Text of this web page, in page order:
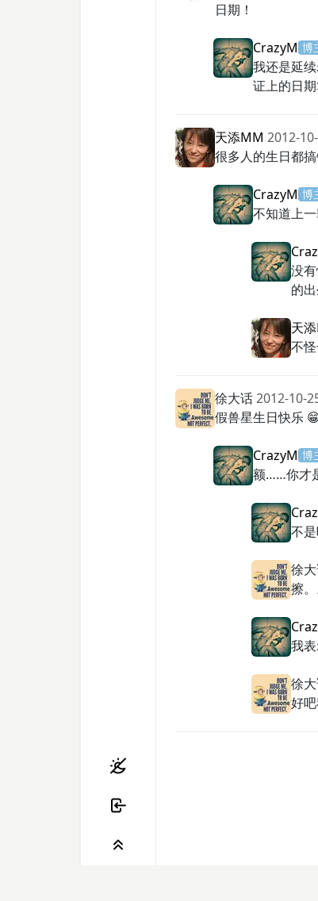
日期！
CrazyM 博
我还是延
证上的日期
天添MM 2012-
很多人的生日都
CrazyM 博
不知道上
没
的
天
不
徐大话2012-10-
假兽星生日快乐
CrazyM 博
额……你才
不
徐
擦
我
徐
好